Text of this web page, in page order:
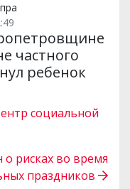
частного
ребенок
социальной
рисках во время
праздников